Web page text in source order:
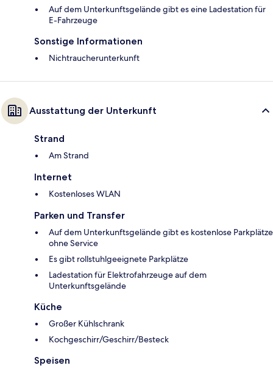
Auf dem Unterkunftsgelände gibt es eine Ladestation für
E-Fahrzeuge
Sonstige Informationen
Nichtraucherunterkunft
Ausstattung der Unterkunft
Strand
Am Strand
Internet
Kostenloses WLAN
Parken und Transfer
Auf dem Unterkunftsgelände gibt es kostenlose Parkplätze
ohne Service
Es gibt rollstuhlgeeignete Parkplätze
Ladestation für Elektrofahrzeuge auf dem
Unterkunftsgelände
Küche
Großer Kühlschrank
Kochgeschirr/Geschirr/Besteck
Speisen